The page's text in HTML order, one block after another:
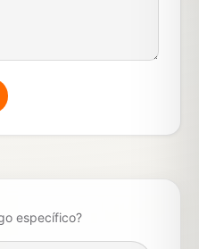
específico?